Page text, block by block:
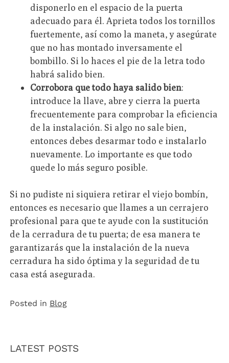
disponerlo en el espacio de la puerta
adecuado para él. Aprieta todos los tornillos
fuertemente, así como la maneta, y asegúrate
que no has montado inversamente el
bombillo. Si lo haces el pie de la letra todo
habrá salido bien.
Corrobora que todo haya salido bien:
introduce la llave, abre y cierra la puerta
frecuentemente para comprobar la eficiencia
de la instalación. Si algo no sale bien,
entonces debes desarmar todo e instalarlo
nuevamente. Lo importante es que todo
quede lo más seguro posible.
Si no pudiste ni siquiera retirar el viejo bombín,
entonces es necesario que llames a un cerrajero
profesional para que te ayude con la sustitución
de la cerradura de tu puerta; de esa manera te
garantizarás que la instalación de la nueva
cerradura ha sido óptima y la seguridad de tu
casa está asegurada.
Posted in Blog
LATEST POSTS